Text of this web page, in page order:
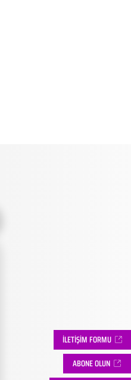
ABONE OLUN
İLETİŞİM FORMU